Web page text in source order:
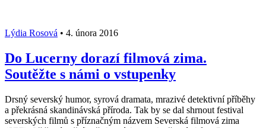
Lýdia Rosová • 4. února 2016
Do Lucerny dorazí filmová zima.
Soutěžte s námi o vstupenky
Drsný severský humor, syrová dramata, mrazivé detektivní příběhy
a překrásná skandinávská příroda. Tak by se dal shrnout festival
severských filmů s příznačným názvem Severská filmová zima